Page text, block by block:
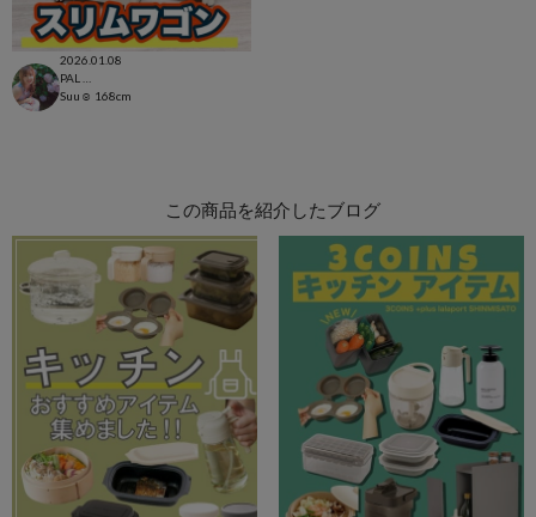
2026.01.08
Suu☺︎ 168cm
この商品を紹介したブログ